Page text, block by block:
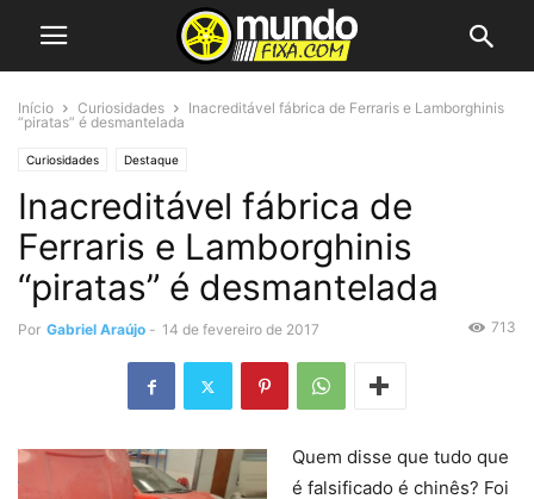
Início Curiosidades
Inacreditável fábrica de Ferraris e Lamborghinis
“piratas” é desmantelada
Curiosidades Destaque
Inacreditável fábrica de
Ferraris e Lamborghinis
“piratas” é desmantelada
Por Gabriel Araújo - 14 de fevereiro de 2017 713
Quem disse que tudo que
é falsificado é chinês? Foi